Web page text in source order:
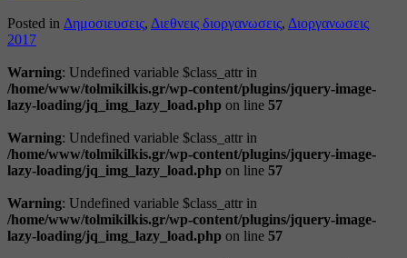
Posted in Δημοσιευσεις, Διεθνεις διοργανωσεις, Διοργανωσεις
2017
Warning: Undefined variable $class_attr in
/home/www/tolmikilkis.gr/wp-content/plugins/jquery-image-
lazy-loading/jq_img_lazy_load.php on line 57
Warning: Undefined variable $class_attr in
/home/www/tolmikilkis.gr/wp-content/plugins/jquery-image-
lazy-loading/jq_img_lazy_load.php on line 57
Warning: Undefined variable $class_attr in
/home/www/tolmikilkis.gr/wp-content/plugins/jquery-image-
lazy-loading/jq_img_lazy_load.php on line 57